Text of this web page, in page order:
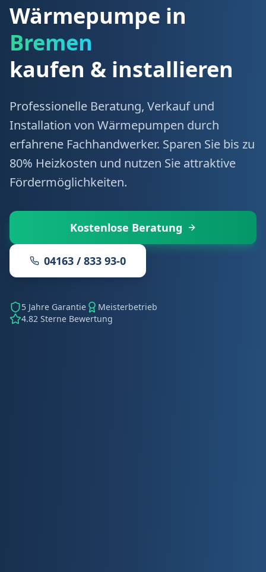
Wärmepumpe in
Bremen
kaufen & installieren
Professionelle Beratung, Verkauf und
Installation von Wärmepumpen durch
erfahrene Fachhandwerker. Sparen Sie bis zu
80% Heizkosten und nutzen Sie attraktive
Fördermöglichkeiten.
Kostenlose Beratung
04163 / 833 93-0
5 Jahre Garantie
Meisterbetrieb
4.82 Sterne Bewertung